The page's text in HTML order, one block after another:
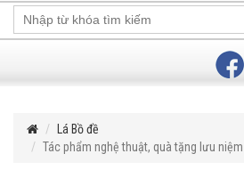
Lá Bồ đề
Tác phẩm nghệ thuật, quà tặng lưu